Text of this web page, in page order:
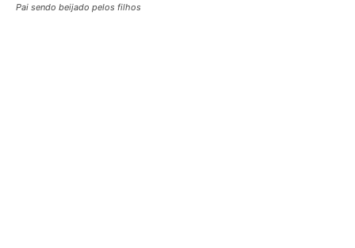
Pai sendo beijado pelos filhos